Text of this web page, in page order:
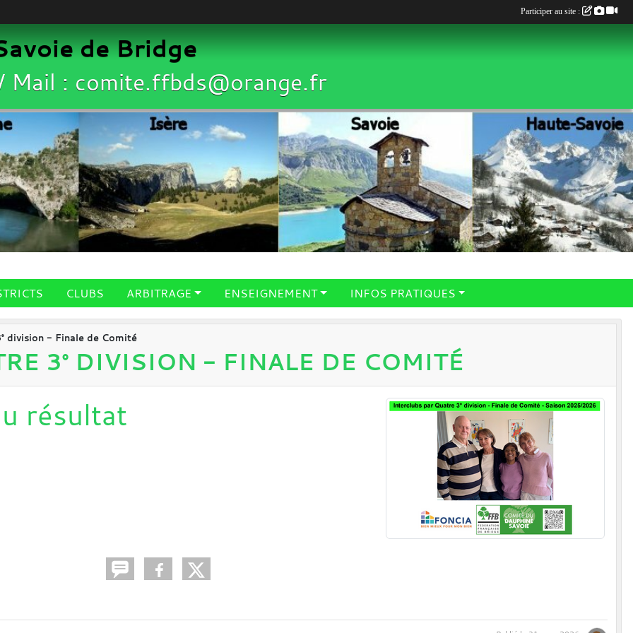
de Bridge
: comite.ffbds@orange.fr
CLUBS ARBITRAGE ENSEIGNEMENT INFOS PRATIQUES
division - Finale de Comité
3° DIVISION - FINALE DE COMITÉ
résultat
Participer au site :